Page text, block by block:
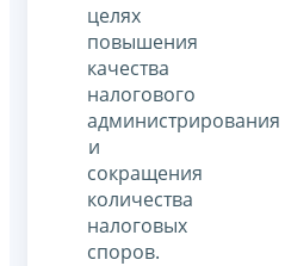
целях
повышения
качества
налогового
администрирования
и
сокращения
количества
налоговых
споров.